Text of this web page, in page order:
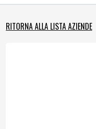
RITORNA ALLA LISTA AZIENDE